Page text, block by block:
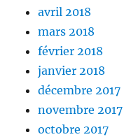
avril 2018
mars 2018
février 2018
janvier 2018
décembre 2017
novembre 2017
octobre 2017